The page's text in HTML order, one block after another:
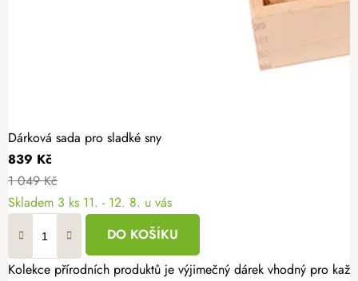
Dárková sada pro sladké sny
839 Kč
1 049 Kč
Skladem 3 ks 11. - 12. 8. u vás
DO KOŠÍKU
Kolekce přírodních produktů je výjimečný dárek vhodný pro